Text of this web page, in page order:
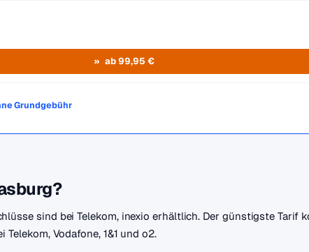
ab 99,95 €
Grundgebühr
sind bei Telekom, inexio erhältlich. Der günstigste Tarif
Vodafone, 1&1 und o2.